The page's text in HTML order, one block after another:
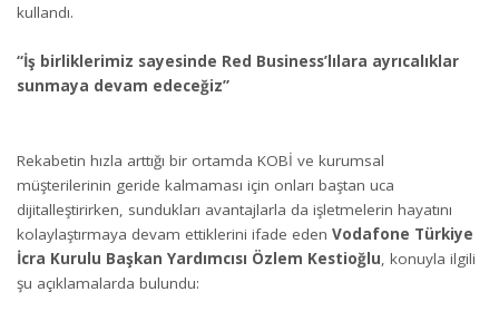
kullandı.
“İş birliklerimiz sayesinde Red Business’lılara ayrıcalıklar
sunmaya devam edeceğiz”
Rekabetin hızla arttığı bir ortamda KOBİ ve kurumsal
müşterilerinin geride kalmaması için onları baştan uca
dijitalleştirirken, sundukları avantajlarla da işletmelerin hayatını
kolaylaştırmaya devam ettiklerini ifade eden Vodafone Türkiye
İcra Kurulu Başkan Yardımcısı Özlem Kestioğlu , konuyla ilgili
şu açıklamalarda bulundu: